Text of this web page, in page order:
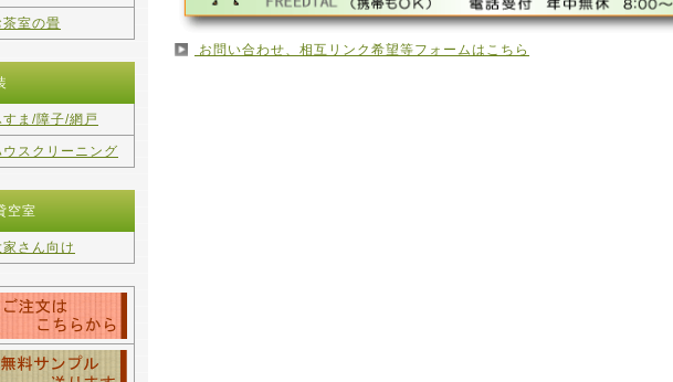
お問い合わせ、相互リンク希望等フォームはこちら
茶室の畳
すま/障子/網戸
ウスクリーニング
空室
家さん向け